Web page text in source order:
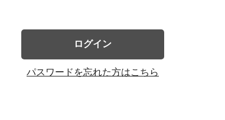
ログイン
パスワードを忘れた方はこちら